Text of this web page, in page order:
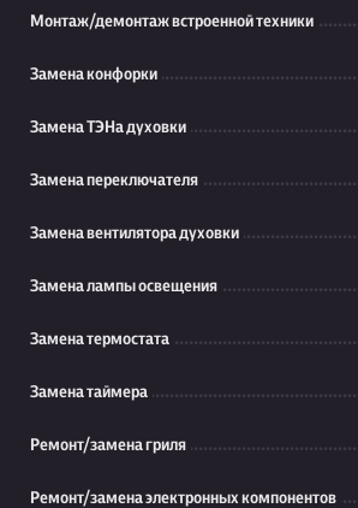
Монтаж/демонтаж встроенной техники
Замена конфорки
Замена ТЭНа духовки
Замена переключателя
Замена вентилятора духовки
Замена лампы освещения
Замена термостата
Замена таймера
Ремонт/замена гриля
Ремонт/замена электронных компонентов